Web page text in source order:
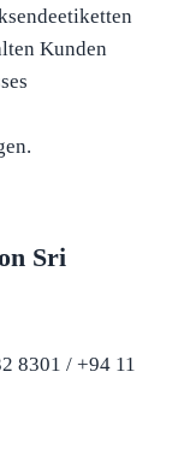
Kunden
Sri
8301 / +94 11